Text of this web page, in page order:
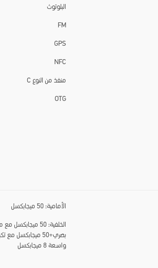
البلوتوث
FM
GPS
NFC
منفذ من النوع C
OTG
الأمامية: 50 ميجابكسل
واسعة 8 ميجابكسل